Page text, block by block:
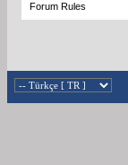
Forum Rules